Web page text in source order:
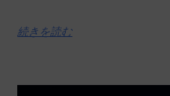
続きを読む